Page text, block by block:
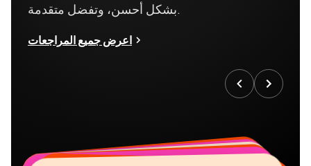
بشكل أحسن، وتفضل متقدمة.
اعرض جميع المراجعات